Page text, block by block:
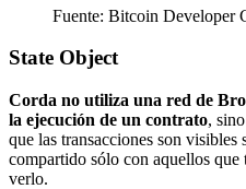
Fuente: Bitcoin Developer
State Object
Corda no utiliza una red de
la ejecución de un contrato,
que las transacciones son visibles
compartido sólo con aquellos que
verlo.